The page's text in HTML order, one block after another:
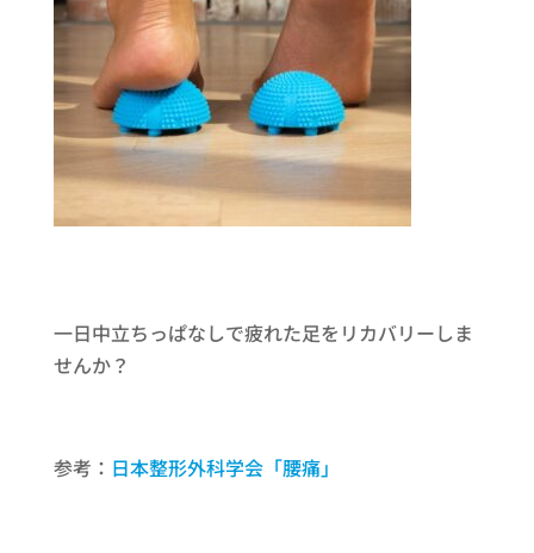
一日中立ちっぱなしで疲れた足をリカバリーしま
せんか？
参考： 日本整形外科学会「腰痛」